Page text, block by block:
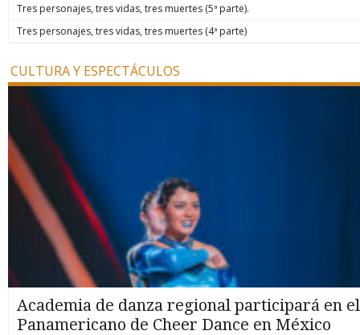
Tres personajes, tres vidas, tres muertes (5ª parte).
Tres personajes, tres vidas, tres muertes (4ª parte)
CULTURA Y ESPECTÁCULOS
Academia de danza regional participará en el
Panamericano de Cheer Dance en México